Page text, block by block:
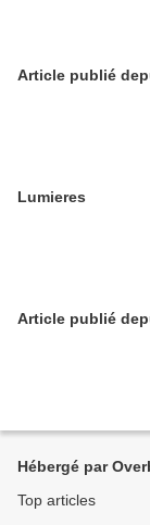
Lumieres
Hébergé par
Top articles